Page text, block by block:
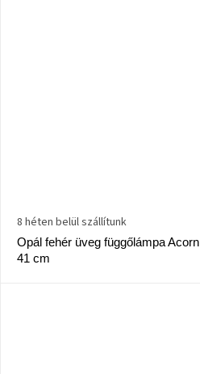
Opál fehér üveg függőlámpa Acorn
41 cm
8 héten belül szállítunk